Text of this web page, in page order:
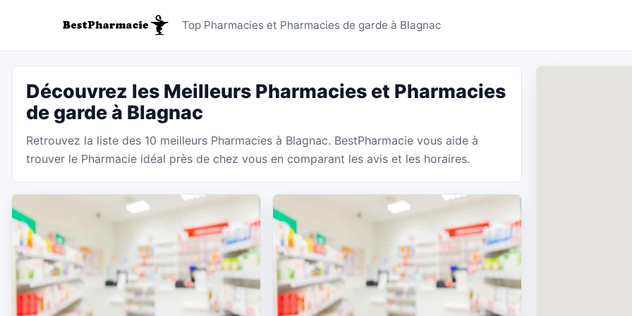
Pharmacies Blagnac -
Top Pharmacies et Pharmacies de garde à Blagnac
Découvrez les Meilleurs Pharmacies et Pharmacies
de garde à Blagnac
Retrouvez la liste des 10 meilleurs Pharmacies à Blagnac. BestPharmacie vous aide à
trouver le Pharmacie idéal près de chez vous en comparant les avis et les horaires.